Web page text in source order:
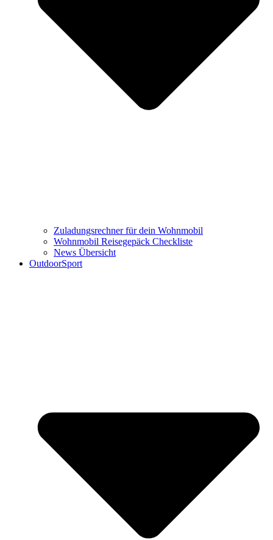
Zuladungsrechner für dein Wohnmobil
Wohnmobil Reisegepäck Checkliste
News Übersicht
OutdoorSport